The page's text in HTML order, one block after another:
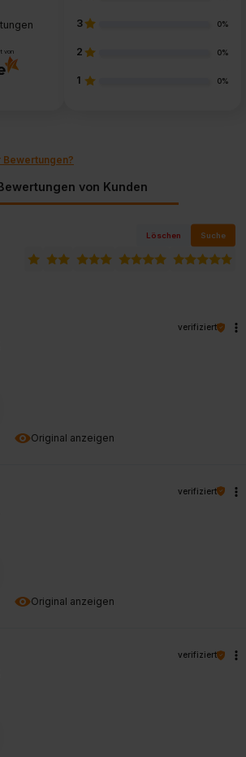
von
3 0%
2 0%
1 0%
Bewertungen?
von Kunden
Löschen Suche
Original anzeigen
verifiziert
Original anzeigen
verifiziert
verifiziert